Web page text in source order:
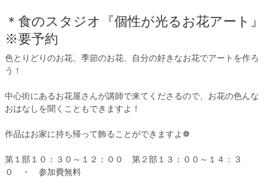
＊食のスタジオ『個性が光るお花アート』
※要予約
色とりどりのお花、季節のお花、自分の好きなお花でアートを作ろ
う！
中心街にあるお花屋さんが講師で来てくださるので、お花の色んな
おはなしを聞くこともできますよ！
作品はお家に持ち帰って飾ることができますよ❁
第１部１０：３０～１２：００ 第２部１３：００～１４：３
０ ・ 参加費無料